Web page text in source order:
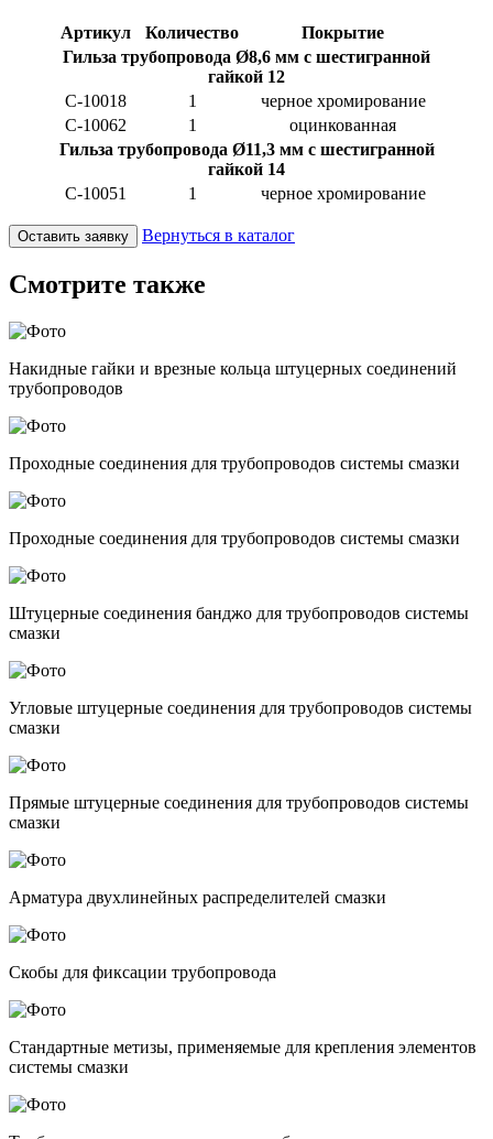
Артикул Количество
Покрытие
Гильза трубопровода Ø8,6 мм с шестигранной
гайкой 12
C-10018
1
черное хромирование
C-10062
1
оцинкованная
Гильза трубопровода Ø11,3 мм с шестигранной
гайкой 14
C-10051
1 черное хромирование
Оставить заявку Вернуться в каталог
Смотрите также
Накидные гайки и врезные кольца штуцерных соединений
трубопроводов
Проходные соединения для трубопроводов системы смазки
Проходные соединения для трубопроводов системы смазки
Штуцерные соединения банджо для трубопроводов системы
смазки
Угловые штуцерные соединения для трубопроводов системы
смазки
Прямые штуцерные соединения для трубопроводов системы
смазки
Арматура двухлинейных распределителей смазки
Скобы для фиксации трубопровода
Стандартные метизы, применяемые для крепления элементов
системы смазки